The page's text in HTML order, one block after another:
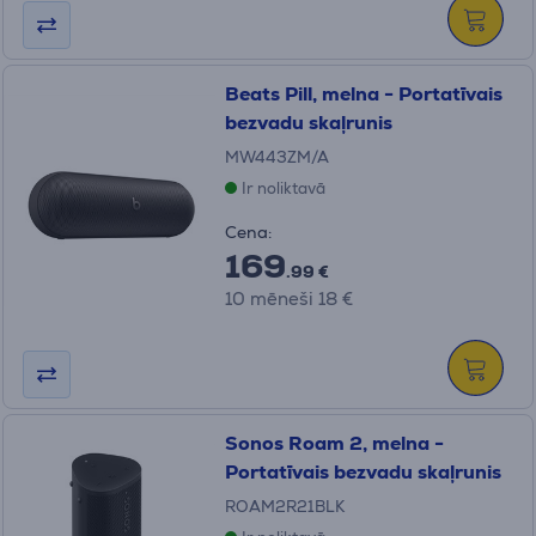
Beats Pill, melna - Portatīvais
bezvadu skaļrunis
MW443ZM/A
Ir noliktavā
Cena:
169.99 €
10 mēneši 18 €
Sonos Roam 2, melna -
Portatīvais bezvadu skaļrunis
ROAM2R21BLK